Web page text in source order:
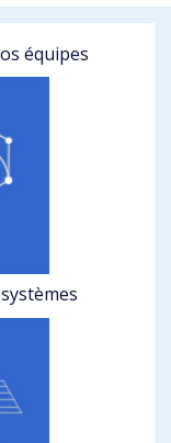
équipes